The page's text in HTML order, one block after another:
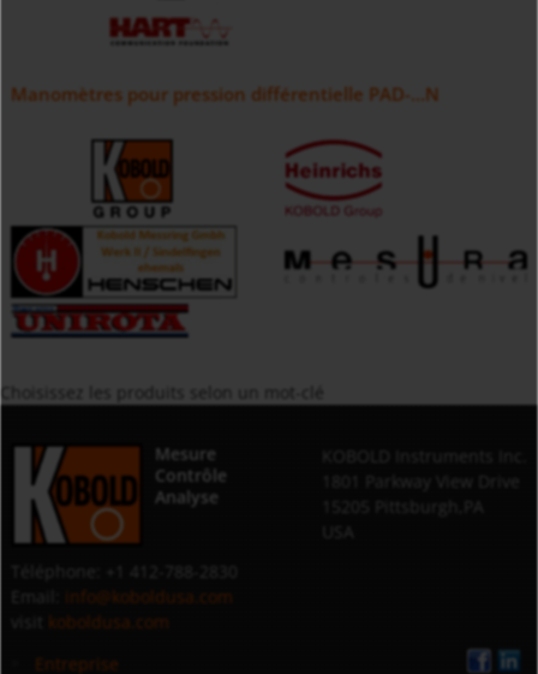
Manomètres pour pression différentielle PAD-...N
Mesure
Contrôle
Analyse
info@koboldusa.com
koboldusa.com
Entreprise